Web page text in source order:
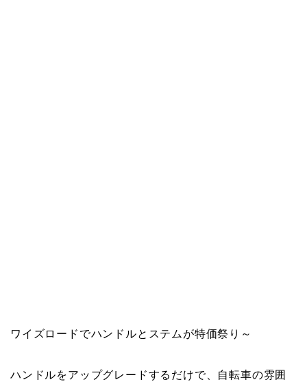
ワイズロードでハンドルとステムが特価祭り～
ハンドルをアップグレードするだけで、自転車の雰囲